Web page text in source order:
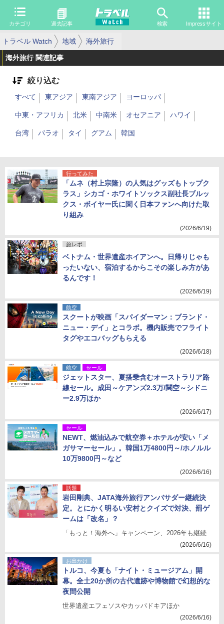
カテゴリ 過去記事 検索 Impressサイト
トラベル Watch 地域 海外旅行
海外旅行 関連記事
絞り込む
すべて 東アジア 東南アジア ヨーロッパ
中東・アフリカ 北米 中南米 オセアニア ハワイ
台湾 パラオ タイ グアム 韓国
行ってみた
「ムネ（村上宗隆）の人気はグッズもトップク
ラス」シカゴ・ホワイトソックス副社長ブルッ
クス・ボイヤー氏に聞く日本ファンへ向けた取
り組み
(2026/6/19)
旅レポ
ベトナム・世界遺産ホイアンへ。日帰りじゃも
ったいない、宿泊するからこその楽しみ方があ
るんです！
(2026/6/19)
航空
スクートが映画「スパイダーマン：ブランド・
ニュー・デイ」とコラボ。機内販売でフライト
タグやエコバッグもらえる
(2026/6/18)
航空 セール
ジェットスター、夏搭乗含むオーストラリア路
線セール。成田～ケアンズ2.3万/関空～シドニ
ー2.9万ほか
(2026/6/17)
セール
NEWT、燃油込みで航空券＋ホテルが安い「メ
ガサマーセール」。韓国1万4800円～/ホノルル
10万9800円～など
(2026/6/16)
話題
岩田剛典、JATA海外旅行アンバサダー継続決
定。とにかく明るい安村とクイズで対決、罰ゲ
ームは「改名」？
「もっと！海外へ」キャンペーン、2026年も継続
(2026/6/16)
お出かけ
トルコ、今夏も「ナイト・ミュージアム」開
幕。全土20か所の古代遺跡や博物館で幻想的な
夜間公開
世界遺産エフェソスやカッパドキアほか
(2026/6/16)